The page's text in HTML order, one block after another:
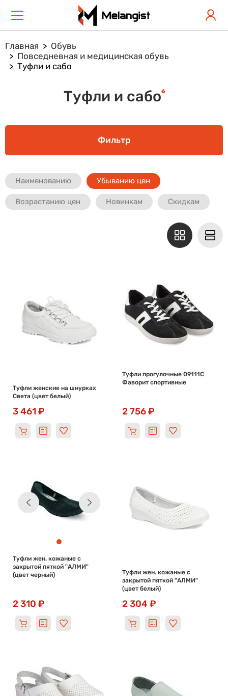
Главная
Обувь
Повседневная и медицинская обувь
Туфли и сабо
Туфли и сабо6
Фильтр
Наименованию Убыванию цен
Возрастанию цен Новинкам Скидкам
Туфли женские на шнурках
Света (цвет белый)
3 461 ₽
Туфли прогулочные 09111С
Фаворит спортивные
2 756 ₽
Туфли жен. кожаные с
закрытой пяткой "АЛМИ"
(цвет черный)
2 310 ₽
Туфли жен. кожаные с
закрытой пяткой "АЛМИ"
(цвет белый)
2 304 ₽